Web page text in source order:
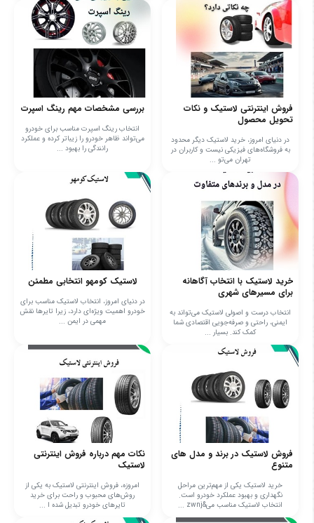
فروش اینترنتی لاستیک و نکات
تحویل محصول
در دنیای امروز، خرید لاستیک دیگر محدود
به فروشگاه‌های فیزیکی نیست و کاربران در
تهران می‌تو ...
بررسی مشخصات مهم رینگ اسپرت
انتخاب رینگ اسپرت مناسب برای خودرو
می‌تواند ظاهر خودرو را زیباتر کرده و عملکرد
رانندگی را بهبود ...
خرید لاستیک با انتخاب آگاهانه
برای مسیرهای شهری
انتخاب درست و اصولی لاستیک می‌تواند به
ایمنی، راحتی و صرفه‌جویی اقتصادی شما
کمک کند. بسیار ...
لاستیک کومهو انتخابی مطمئن
در دنیای امروز، انتخاب لاستیک مناسب برای
خودرو اهمیت ویژه‌ای دارد، زیرا تایرها نقش
مهمی در ایمن ...
فروش لاستیک در برند و مدل های
متنوع
خرید لاستیک یکی از مهم‌ترین مراحل
نگهداری و بهبود عملکرد خودرو است.
انتخاب لاستیک مناسب می&zwnj ...
نکات مهم درباره فروش اینترنتی
لاستیک
امروزه، فروش اینترنتی لاستیک به یکی از
روش‌های محبوب و راحت برای خرید
تایرهای خودرو تبدیل شده ا ...